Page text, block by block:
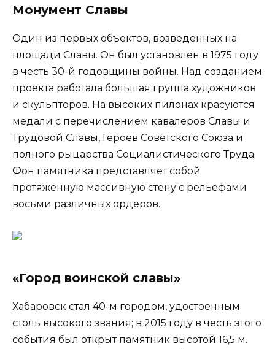
Монумент Славы
Один из первых объектов, возведенных на
площади Славы. Он был установлен в 1975 году
в честь 30-й годовщины войны. Над созданием
проекта работала большая группа художников
и скульпторов. На высоких пилонах красуются
медали с перечислением кавалеров Славы и
Трудовой Славы, Героев Советского Союза и
полного рыцарства Социалистического Труда.
Фон памятника представляет собой
протяженную массивную стену с рельефами
восьми различных ордеров.
«Город воинской славы»
Хабаровск стал 40-м городом, удостоенным
столь высокого звания; в 2015 году в честь этого
события был открыт памятник высотой 16,5 м.